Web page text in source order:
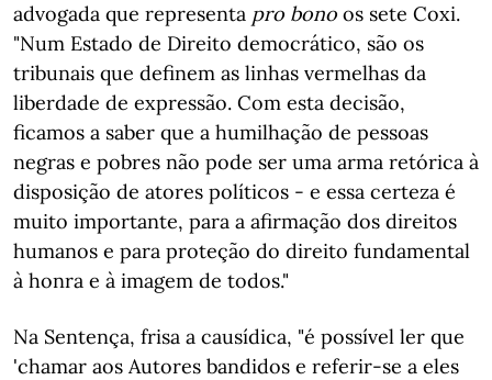
advogada que representa pro bono os sete Coxi.
"Num Estado de Direito democrático, são os
tribunais que definem as linhas vermelhas da
liberdade de expressão. Com esta decisão,
ficamos a saber que a humilhação de pessoas
negras e pobres não pode ser uma arma retórica à
disposição de atores políticos - e essa certeza é
muito importante, para a afirmação dos direitos
humanos e para proteção do direito fundamental
à honra e à imagem de todos."
Na Sentença, frisa a causídica, "é possível ler que
'chamar aos Autores bandidos e referir-se a eles